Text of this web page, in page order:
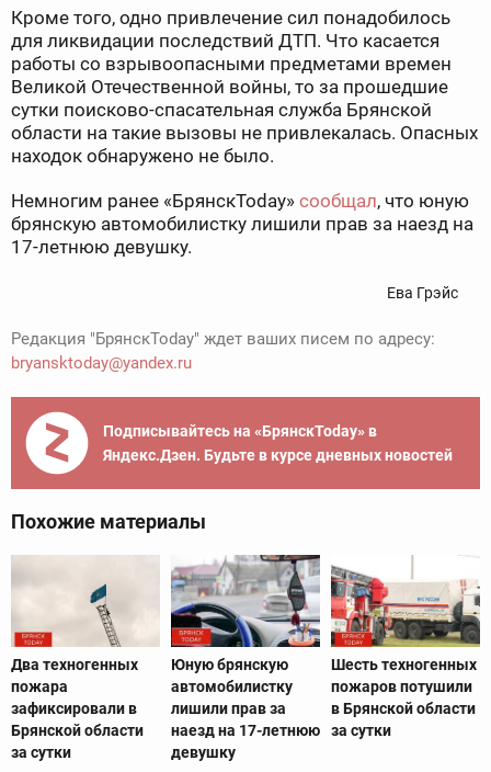
Кроме того, одно привлечение сил понадобилось
для ликвидации последствий ДТП. Что касается
работы со взрывоопасными предметами времен
Великой Отечественной войны, то за прошедшие
сутки поисково-спасательная служба Брянской
области на такие вызовы не привлекалась. Опасных
находок обнаружено не было.
Немногим ранее «БрянскToday» сообщал, что юную
брянскую автомобилистку лишили прав за наезд на
17-летнюю девушку.
Ева Грэйс
Редакция "БрянскToday" ждет ваших писем по адресу:
bryansktoday@yandex.ru
Подписывайтесь на «БрянскToday» в
Яндекс.Дзен. Будьте в курсе дневных новостей
Похожие материалы
Два техногенных
пожара
зафиксировали в
Брянской области
за сутки
Юную брянскую
автомобилистку
лишили прав за
наезд на 17-летнюю
девушку
Шесть техногенных
пожаров потушили
в Брянской области
за сутки